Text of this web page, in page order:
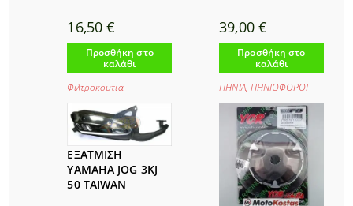
16,50€
Προσθήκη στο
καλάθι
Φιλτροκουτια
39,00 €
Προσθήκη στο
καλάθι
ΠΗΝΙΑ, ΠΗΝΙΟΦΟΡΟΙ
ΕΞΑΤΜΙΣΗ
YAMAHA JOG 3KJ
50 TAIWAN